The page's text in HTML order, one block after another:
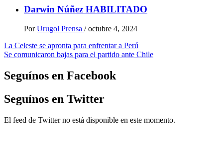
Darwin Núñez HABILITADO
Por Urugol Prensa / octubre 4, 2024
Navegación
de
entradas
La Celeste se apronta para enfrentar a Perú
Se comunicaron bajas para el partido ante Chile
Seguínos en Facebook
Seguínos en Twitter
El feed de Twitter no está disponible en este momento.